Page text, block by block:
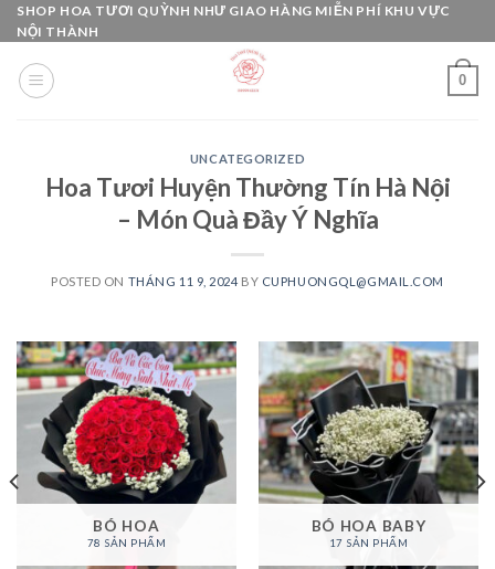
Skip
to
content
SHOP HOA TƯƠI QUỲNH NHƯ GIAO HÀNG MIỄN PHÍ KHU VỰC
NỘI THÀNH
0
UNCATEGORIZED
Hoa Tươi Huyện Thường Tín Hà Nội
– Món Quà Đầy Ý Nghĩa
POSTED ON THÁNG 11 9, 2024 BY CUPHUONGQL@GMAIL.COM
BÓ HOA
78 SẢN PHẨM
BÓ HOA BABY
17 SẢN PHẨM